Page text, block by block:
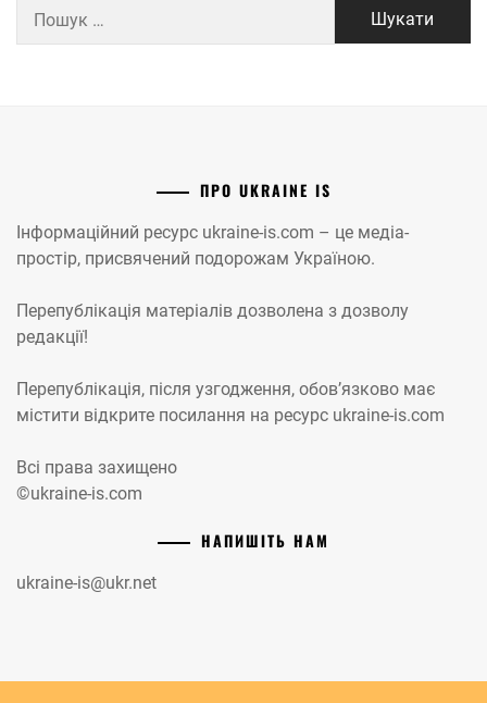
ПРО UKRAINE IS
Інформаційний ресурс ukraine-is.com – це медіа-
простір, присвячений подорожам Україною.
Перепублікація матеріалів дозволена з дозволу
редакції!
Перепублікація, після узгодження, обов’язково має
містити відкрите посилання на ресурс ukraine-is.com
Всі права захищено
©ukraine-is.com
НАПИШІТЬ НАМ
ukraine-is@ukr.net